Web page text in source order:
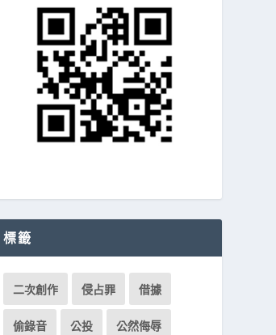
標籤
二次創作 侵占罪 借據
偷錄音 公投 公然侮辱